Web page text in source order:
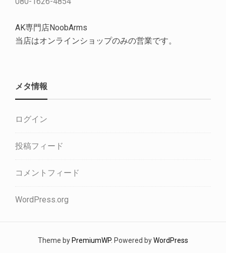
AK専門店NoobArms
当店はオンラインショップのみの営業です。
メタ情報
ログイン
投稿フィード
コメントフィード
WordPress.org
Theme by PremiumWP. Powered byWordPress